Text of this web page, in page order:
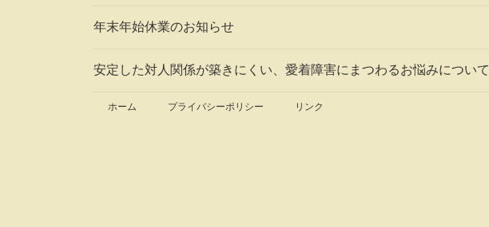
年末年始休業のお知らせ
安定した対人関係が築きにくい、愛着障害にまつわるお悩みについて
ホーム プライバシーポリシー リンク